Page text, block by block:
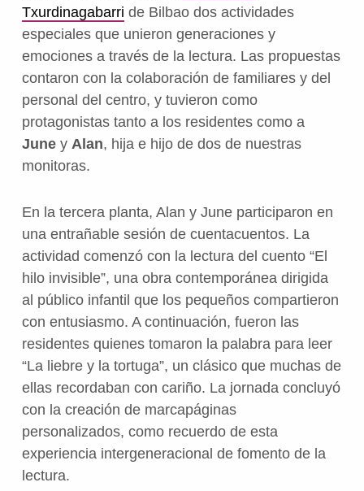
Txurdinagabarri de Bilbao dos actividades
especiales que unieron generaciones y
emociones a través de la lectura. Las propuestas
contaron con la colaboración de familiares y del
personal del centro, y tuvieron como
protagonistas tanto a los residentes como a
Juney Alan, hija e hijo de dos de nuestras
monitoras.
En la tercera planta, Alan y June participaron en
una entrañable sesión de cuentacuentos. La
actividad comenzó con la lectura del cuento “El
hilo invisible”, una obra contemporánea dirigida
al público infantil que los pequeños compartieron
con entusiasmo. A continuación, fueron las
residentes quienes tomaron la palabra para leer
“La liebre y la tortuga”, un clásico que muchas de
ellas recordaban con cariño. La jornada concluyó
con la creación de marcapáginas
personalizados, como recuerdo de esta
experiencia intergeneracional de fomento de la
lectura.